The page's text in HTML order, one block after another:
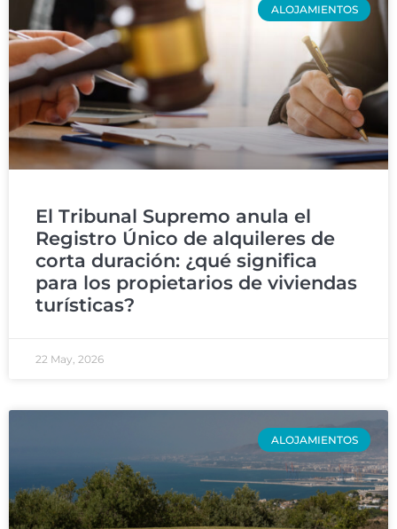
ALOJAMIENTOS
El Tribunal Supremo anula el
Registro Único de alquileres de
corta duración: ¿qué significa
para los propietarios de viviendas
turísticas?
22 May, 2026
ALOJAMIENTOS